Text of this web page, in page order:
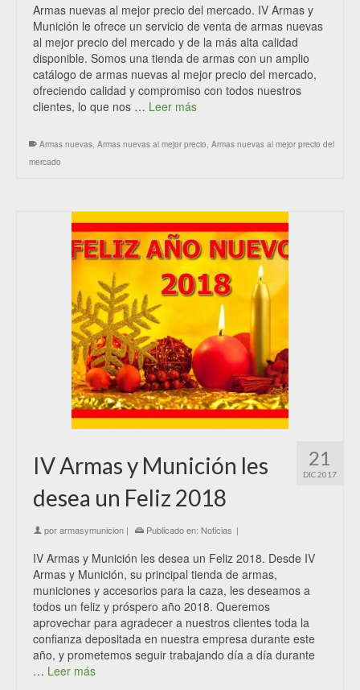
Armas nuevas al mejor precio del mercado. IV Armas y
Munición le ofrece un servicio de venta de armas nuevas
al mejor precio del mercado y de la más alta calidad
disponible. Somos una tienda de armas con un amplio
catálogo de armas nuevas al mejor precio del mercado,
ofreciendo calidad y compromiso con todos nuestros
clientes, lo que nos … Leer más
Armas nuevas, Armas nuevas al mejor precio, Armas nuevas al mejor precio del
mercado
21
DIC 2017
IV Armas y Munición les
desea un Feliz 2018
porarmasymunicion | Publicado en: Noticias |
IV Armas y Munición les desea un Feliz 2018. Desde IV
Armas y Munición, su principal tienda de armas,
municiones y accesorios para la caza, les deseamos a
todos un feliz y próspero año 2018. Queremos
aprovechar para agradecer a nuestros clientes toda la
confianza depositada en nuestra empresa durante este
año, y prometemos seguir trabajando día a día durante
… Leer más